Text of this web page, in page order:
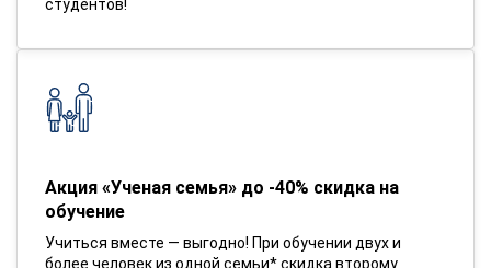
студентов!
Акция «Ученая семья» до -40% скидка на
обучение
Учиться вместе — выгодно! При обучении двух и
более человек из одной семьи* скидка второму